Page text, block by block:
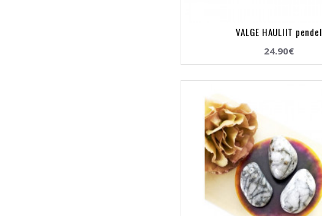
VALGE HAULIIT pendel
24.90€